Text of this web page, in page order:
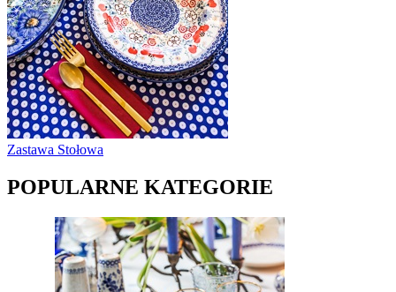
Zastawa Stołowa
POPULARNE KATEGORIE